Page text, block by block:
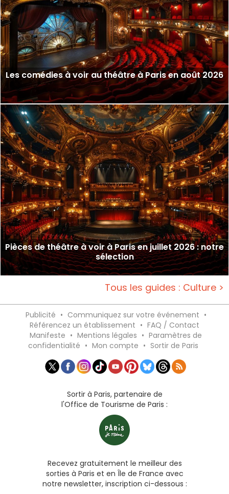
Les comédies à voir au théâtre à Paris en août 2026
Pièces de théâtre à voir à Paris en juillet 2026 : notre
sélection
Tous les guides : Culture >
Publicité • Communiquez sur votre événement •
Référencez un établissement • FAQ / Contact
Manifeste • Mentions légales • Paramètres de
confidentialité • Mon compte • Sortir de Paris
Sortir à Paris, partenaire de
l'Office de Tourisme de Paris :
Recevez gratuitement le meilleur des
sorties à Paris et en Île de France avec
notre newsletter, inscription ci-dessous :